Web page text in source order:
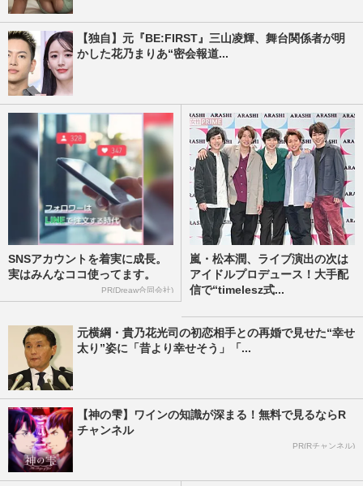
【独自】元『BE:FIRST』三山凌輝、舞台関係者が明
かした花乃まりあ“密会報道...
SNSアカウントを着実に成長。
実はみんなココ使ってます。
PR(Dreaw合同会社)
嵐・松本潤、ライブ演出の次は
アイドルプロデュース！大手配
信で“timelesz式...
元横綱・貴乃花光司の初恋相手との再婚で見せた“幸せ
太り”姿に「昔より幸せそう」「...
【神の雫】ワインの知識が深まる！無料で見るならR
チャンネル
PR(Rチャンネル)